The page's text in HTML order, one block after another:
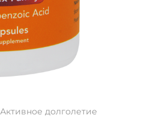
Активное долголетие